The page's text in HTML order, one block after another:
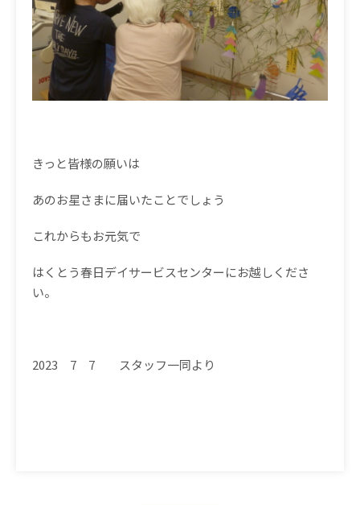
きっと皆様の願いは
あのお星さまに届いたことでしょう
これからもお元気で
はくとう春日デイサービスセンターにお越しくださ
い。
2023 7 7 スタッフ一同より